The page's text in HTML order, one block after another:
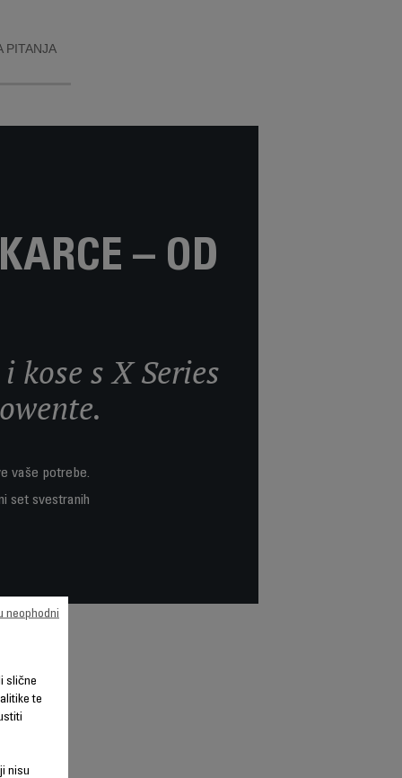
PITANJA
– OD
s X Series
vaše potrebe.
set svestranih
slične
te
nisu
neophodni